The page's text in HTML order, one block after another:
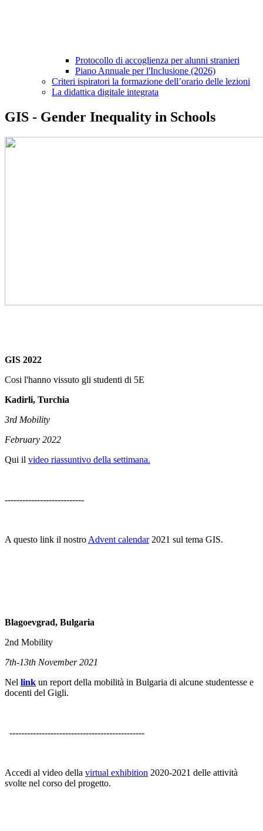
Protocollo di accoglienza per alunni stranieri
Piano Annuale per l'Inclusione (2026)
Criteri ispiratori la formazione dell’orario delle lezioni
La didattica digitale integrata
GIS - Gender Inequality in Schools
GIS 2022
Cosi l'hanno vissuto gli studenti di 5E
Kadirli, Turchia
3rd Mobility
February 2022
Qui il video riassuntivo della settimana.
‐--------------------------
A questo link il nostro Advent calendar2021 sul tema GIS.
Blagoevgrad, Bulgaria
2nd Mobility
7th-13th November 2021
Nel link un report della mobilità in Bulgaria di alcune studentesse e
docenti del Gigli.
----------------------------------------------
Accedi al video della virtual exhibition 2020-2021 delle attività
svolte nel corso del progetto.